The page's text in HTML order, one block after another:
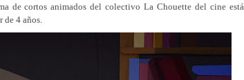
de cortos animados del colectivo La Chouette del cine está
4 años.